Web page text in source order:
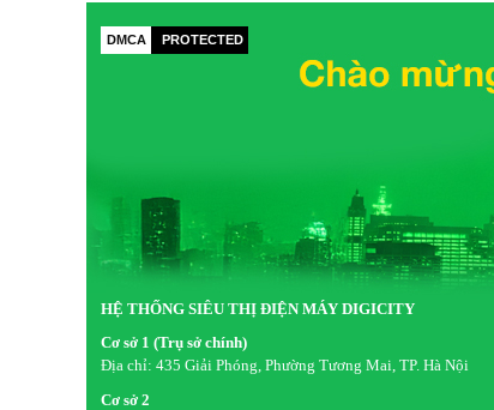
DMCA PROTECTED
HỆ THỐNG SIÊU THỊ ĐIỆN MÁY DIGICITY
Cơ sở 1 (Trụ sở chính)
Địa chỉ: 435 Giải Phóng, Phường Tương Mai, TP. Hà Nội
Cơ sở 2